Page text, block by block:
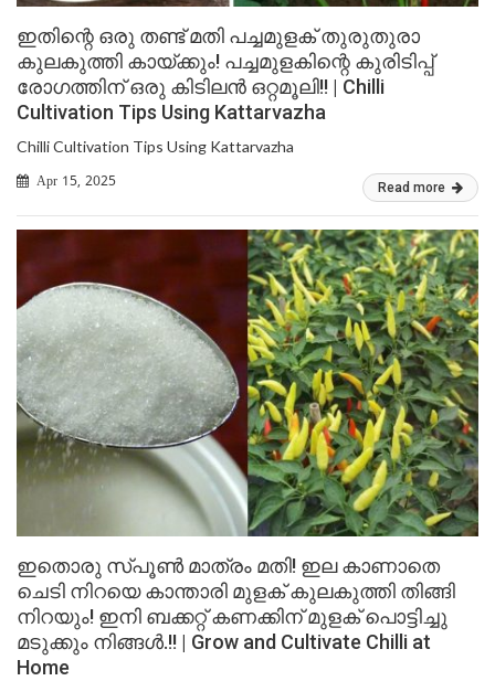
ഇതിന്റെ ഒരു തണ്ട് മതി പച്ചമുളക് തുരുതുരാ
കുലകുത്തി കായ്ക്കും! പച്ചമുളകിന്റെ കുരിടിപ്പ്
രോഗത്തിന് ഒരു കിടിലൻ ഒറ്റമൂലി!! | Chilli
Cultivation Tips Using Kattarvazha
Chilli Cultivation Tips Using Kattarvazha
Apr 15, 2025 Read more
ഇതൊരു സ്പൂൺ മാത്രം മതി! ഇല കാണാതെ
ചെടി നിറയെ കാന്താരി മുളക് കുലകുത്തി തിങ്ങി
നിറയും! ഇനി ബക്കറ്റ് കണക്കിന് മുളക് പൊട്ടിച്ചു
മടുക്കും നിങ്ങൾ.!! | Grow and Cultivate Chilli at
Home